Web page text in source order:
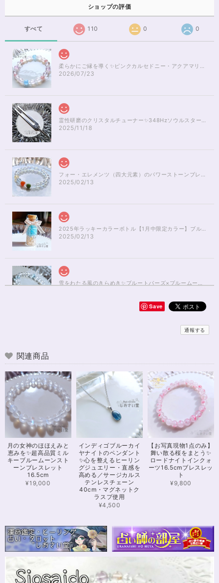
ショップの評価
すべて 110 0 0
柔らかにご縁を導く✨ピンクカルセドニー・アクアマリンブレスレット16cm
2026/07/23
霊性研磨のクリスタルチューナー✨348Hzソウルスターチャクラのヒーリング
2025/11/18
フォー・エレメンツ（四大元素）のパワーストーンブレスレット✨レインボーオーラ16cm
2025/02/13
2025年ラッキーカラーボトル【1月中限定カラー】ブルーアパタイト×ルチルクォーツさざれ石
2025/02/13
雪をわたる風のきらめき✨ブルートパーズ×ブルームーンストーンブレスレット17cm
ョンが上がりました！ ラッピングも可愛く、梱包もすごく丁寧で袋を開け
るのが 勿体無いくらいでした！ おまけで付いてきたさざれも可愛くて綺麗
うございました！ また機会があったら利用したいと思います。 この度は本
当にありがとうございました！
※16.5cmオーダー 努力を成功に導く✨ガーネット入りブレスレット15cm
2024/12/18
可愛いお品をありがとうございます。陽に当たるとキラキラして、とても可
愛いです！とくにシトリンの色味がとても気に入りました。まだ、気になる
ブレスレットがたくさんあったので、また購入させていただきたいと思いま
す。また親切で迅速、丁寧な対応をしてくださりありがとうございました。
さざれながら、カイヤナイトのブルーバンドやジラソールアイが見える石も
ありました きれいな石をありがとうございます⭐︎
シンデレラのパワーストーンブレスレット「夢は希むもの」✨ブルーカルセドニー16cm
Save
通報する
関連商品
月の女神のほほえみと
恵みを✨超高品質ミル
キーブルームーンスト
ーンブレスレット
16.5cm
¥19,000
インディゴブルーカイ
ヤナイトのペンダント
✨心を整えるヒーリン
グジュエリー・直感を
高める／サージカルス
テンレスチェーン
40cm・マグネットク
ラスプ使用
¥4,500
【お写真現物1点のみ】
舞い散る桜をまとう✨
ロードナイトインクォ
ーツ16.5cmブレスレッ
ト
¥9,800